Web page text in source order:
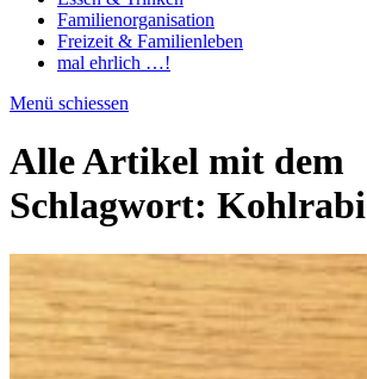
Familienorganisation
Freizeit & Familienleben
mal ehrlich …!
Menü schiessen
Alle Artikel mit dem
Schlagwort: Kohlrabi